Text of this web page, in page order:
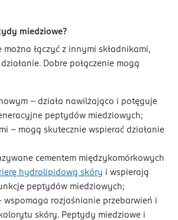
miedziowe?
można łączyć z innymi składnikami,
Dobre połączenie mogą
– działa nawilżająco i potęguje
peptydów miedziowych;
– mogą skutecznie wspierać działanie
cementem międzykomórkowych
hydrolipidową skóry i wspierają
peptydów miedziowych;
wspomaga rozjaśnianie przebarwień i
skóry. Peptydy miedziowe i